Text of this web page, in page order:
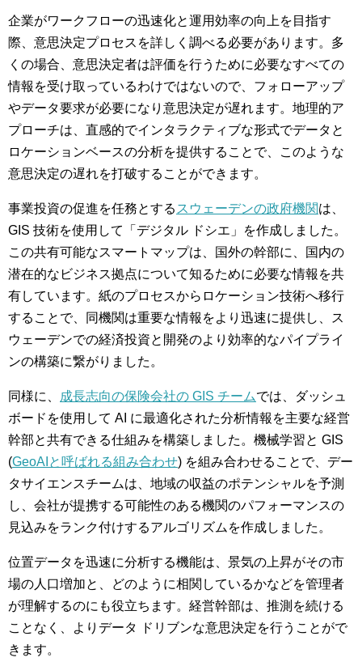
企業がワークフローの迅速化と運用効率の向上を目指す
際、意思決定プロセスを詳しく調べる必要があります。多
くの場合、意思決定者は評価を行うために必要なすべての
情報を受け取っているわけではないので、フォローアップ
やデータ要求が必要になり意思決定が遅れます。地理的ア
プローチは、直感的でインタラクティブな形式でデータと
ロケーションベースの分析を提供することで、このような
意思決定の遅れを打破することができます。
事業投資の促進を任務とする スウェーデンの政府機関は、
GIS 技術を使用して「デジタル ドシエ」を作成しました。
この共有可能なスマートマップは、国外の幹部に、国内の
潜在的なビジネス拠点について知るために必要な情報を共
有しています。紙のプロセスからロケーション技術へ移行
することで、同機関は重要な情報をより迅速に提供し、ス
ウェーデンでの経済投資と開発のより効率的なパイプライ
ンの構築に繋がりました。
同様に、 成長志向の保険会社の GIS チームでは、ダッシュ
ボードを使用して AI に最適化された分析情報を主要な経営
幹部と共有できる仕組みを構築しました。機械学習と GIS
(GeoAIと呼ばれる組み合わせ) を組み合わせることで、デー
タサイエンスチームは、地域の収益のポテンシャルを予測
し、会社が提携する可能性のある機関のパフォーマンスの
見込みをランク付けするアルゴリズムを作成しました。
位置データを迅速に分析する機能は、景気の上昇がその市
場の人口増加と、どのように相関しているかなどを管理者
が理解するのにも役立ちます。経営幹部は、推測を続ける
ことなく、よりデータ ドリブンな意思決定を行うことがで
きます。